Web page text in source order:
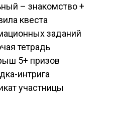
– знакомство +
квеста
заданий
тетрадь
5+ призов
интрига
участницы